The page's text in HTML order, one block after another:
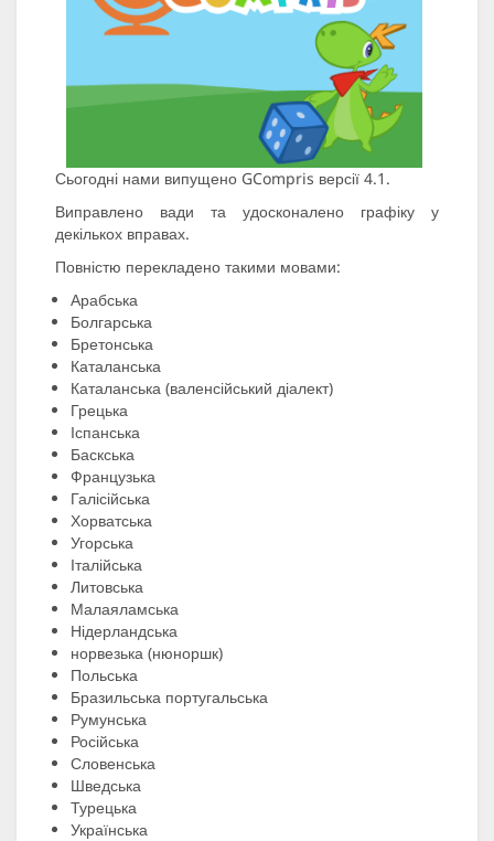
Сьогодні нами випущено GCompris версії 4.1.
Виправлено вади та удосконалено графіку у
декількох вправах.
Повністю перекладено такими мовами:
Арабська
Болгарська
Бретонська
Каталанська
Каталанська (валенсійський діалект)
Грецька
Іспанська
Баскська
Французька
Галісійська
Хорватська
Угорська
Італійська
Литовська
Малаяламська
Нідерландська
норвезька (нюноршк)
Польська
Бразильська португальська
Румунська
Російська
Словенська
Шведська
Турецька
Українська